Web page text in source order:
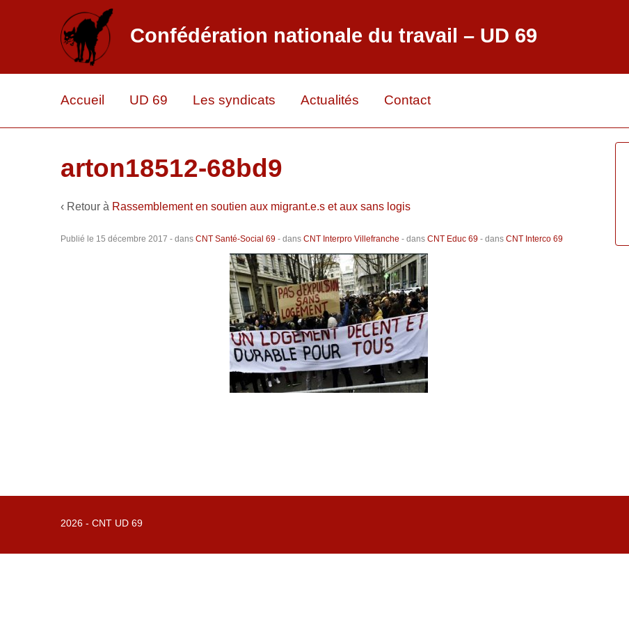
Confédération nationale du travail – UD 69
Accueil UD 69 Les syndicats Actualités Contact
arton18512-68bd9
‹ Retour à Rassemblement en soutien aux migrant.e.s et aux sans logis
Publié le 15 décembre 2017 - dans CNT Santé-Social 69 - dans CNT Interpro Villefranche - dans CNT Educ 69 - dans CNT Interco 69
2026 - CNT UD 69